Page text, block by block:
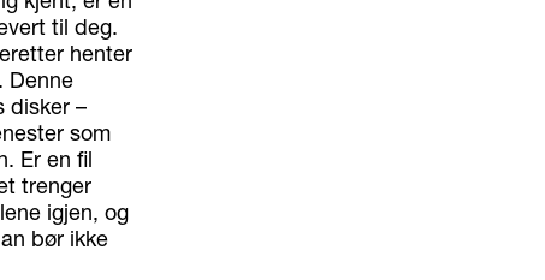
til deg.
henter
Denne
disker –
som
Er en fil
trenger
igjen, og
bør ikke